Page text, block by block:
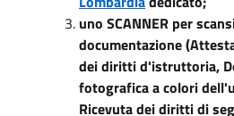
uno SCANNER per
documentazione
dei diritti d'istruttoria,
fotografica a colori
Ricevuta dei diritti di